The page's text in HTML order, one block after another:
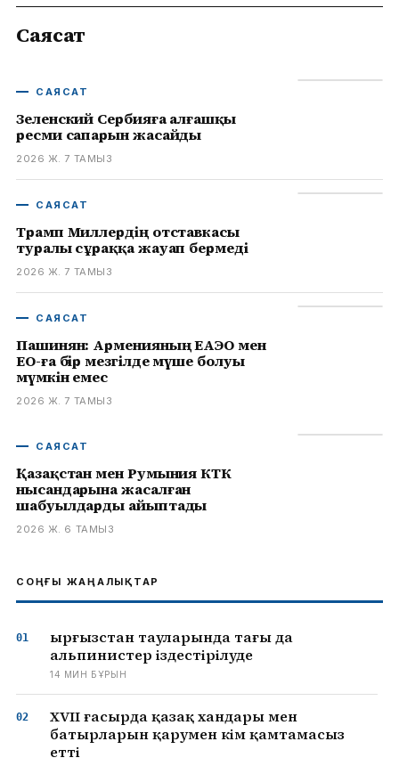
Саясат
САЯСАТ
Зеленский Сербияға алғашқы
ресми сапарын жасайды
2026 Ж. 7 ТАМЫЗ
САЯСАТ
Трамп Миллердің отставкасы
туралы сұраққа жауап бермеді
2026 Ж. 7 ТАМЫЗ
САЯСАТ
Пашинян: Арменияның ЕАЭО мен
ЕО-ға бір мезгілде мүше болуы
мүмкін емес
2026 Ж. 7 ТАМЫЗ
САЯСАТ
Қазақстан мен Румыния КТК
нысандарына жасалған
шабуылдарды айыптады
2026 Ж. 6 ТАМЫЗ
СОҢҒЫ ЖАҢАЛЫҚТАР
Қырғызстан тауларында тағы да
альпинистер іздестірілуде
14 МИН БҰРЫН
XVII ғасырда қазақ хандары мен
батырларын қарумен кім қамтамасыз
етті